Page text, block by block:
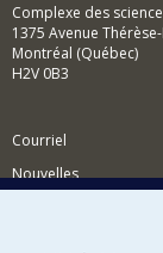
Complexe des
1375 Avenue
Montréal (Québec)
H2V 0B3
Courriel
Nouvelles